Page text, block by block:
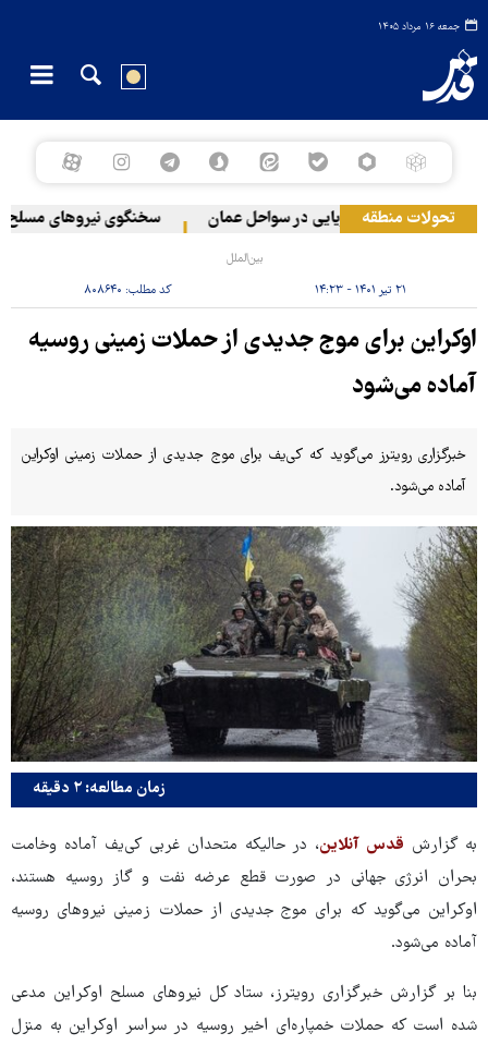
جمعه ۱۶ مرداد ۱۴۰۵
تحولات منطقه
وقوع حادثه دریایی در سواحل عمان سخنگوی نیروهای مسلح
بین‌الملل
۲۱ تیر ۱۴۰۱ - ۱۴:۲۳ کد مطلب: ۸۰۸۶۴۰
اوکراین برای موج جدیدی از حملات زمینی روسیه
آماده می‌شود
خبرگزاری رویترز می‌گوید که کی‌یف برای موج جدیدی از حملات زمینی اوکراین
آماده می‌شود.
زمان مطالعه: ۲ دقیقه
به گزارش قدس آنلاین، در حالیکه متحدان غربی کی‌یف آماده وخامت
بحران انرژی جهانی در صورت قطع عرضه نفت و گاز روسیه هستند،
اوکراین می‌گوید که برای موج جدیدی از حملات زمینی نیروهای روسیه
آماده می‌شود.
بنا بر گزارش خبرگزاری رویترز، ستاد کل نیروهای مسلح اوکراین مدعی
شده است که حملات خمپاره‌ای اخیر روسیه در سراسر اوکراین به منزل